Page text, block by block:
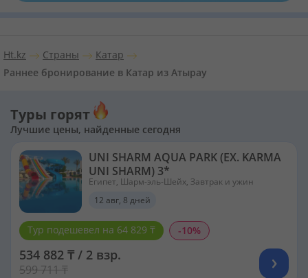
Ht.kz Страны
Катар
Раннее бронирование в Катар из Атырау
Туры горят
Лучшие цены, найденные сегодня
UNI SHARM AQUA PARK (EX. KARMA
UNI SHARM) 3*
Египет, Шарм-эль-Шейх, Завтрак и ужин
12 авг, 8 дней
Тур подешевел на 64 829 ₸ -10%
534 882 ₸ / 2 взр.
599 711 ₸